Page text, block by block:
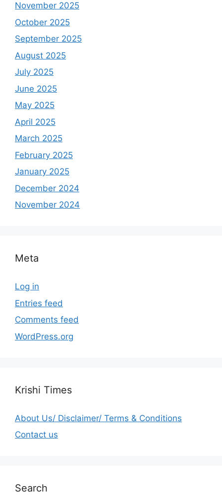
November 2025
October 2025
September 2025
August 2025
July 2025
June 2025
May 2025
April 2025
March 2025
February 2025
January 2025
December 2024
November 2024
Meta
Log in
Entries feed
Comments feed
WordPress.org
Krishi Times
About Us/ Disclaimer/ Terms & Conditions
Contact us
Search